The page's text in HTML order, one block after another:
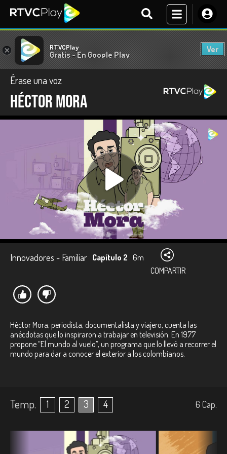
× RTVCPlay
Gratis - En Google Play
Ver
Érase una voz
Héctor Mora
Innovadores - Familiar Capítulo 2 6m
COMPARTIR
Héctor Mora, periodista, documentalista y viajero, cuenta las
anécdotas que lo inspiraron a trabajar en televisión. En 1977
propone “El mundo al vuelo”, un programa que lo llevó a recorrer el
mundo para dar a conocer el exterior a los colombianos.
Temp. 1 2 3 4 6 Cap.